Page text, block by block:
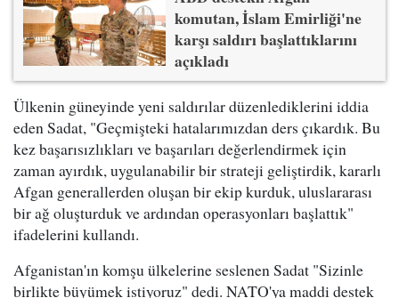
komutan, İslam Emirliği'ne
karşı saldırı başlattıklarını
açıkladı
Ülkenin güneyinde yeni saldırılar düzenlediklerini iddia
eden Sadat, "Geçmişteki hatalarımızdan ders çıkardık. Bu
kez başarısızlıkları ve başarıları değerlendirmek için
zaman ayırdık, uygulanabilir bir strateji geliştirdik, kararlı
Afgan generallerden oluşan bir ekip kurduk, uluslararası
bir ağ oluşturduk ve ardından operasyonları başlattık"
ifadelerini kullandı.
Afganistan'ın komşu ülkelerine seslenen Sadat "Sizinle
birlikte büyümek istiyoruz" dedi. NATO'ya maddi destek